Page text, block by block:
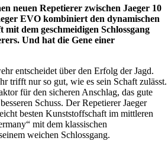
neuen Repetierer zwischen Jaeger 10
EVO kombiniert den dynamischen
mit dem geschmeidigen Schlossgang
Und hat die Gene einer
entscheidet über den Erfolg der Jagd.
trifft nur so gut, wie es sein Schaft zulässt.
für den sicheren Anschlag, das gute
Schuss. Der Repetierer Jaeger
besten Kunststoffschaft im mittleren
mit dem klassischen
weichen Schlossgang.